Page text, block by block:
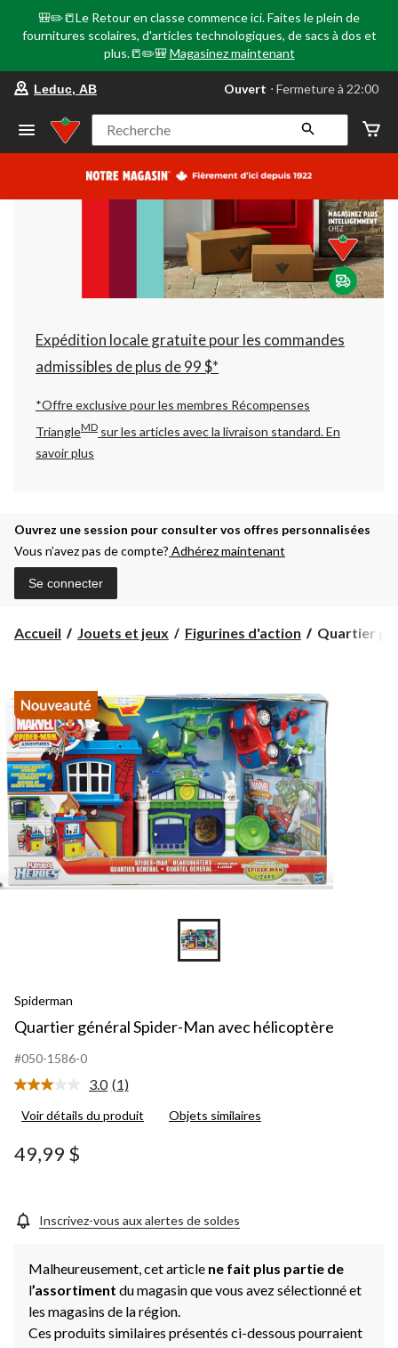
🎒✏️📒Le Retour en classe commence ici. Faites le plein de
fournitures scolaires, d'articles technologiques, de sacs à dos et
plus.📒✏️🎒 Magasinez maintenant
votre
préféré
Leduc,
AB,
courament
Fermeture
à
22:00
cliquer
pour
changer
Leduc, AB Ouvert ⋅ Fermeture à 22:00
Recherche
Expédition locale gratuite pour les commandes
admissibles de plus de 99 $*
*Offre exclusive pour les membres Récompenses
TriangleMD sur les articles avec la livraison standard.En
savoir plus
Ouvrez une session pour consulter vos offres personnalisées
Vous n’avez pas de compte? Adhérez maintenant
Se connecter
Accueil Jouets et jeux Figurines d'action
Quartier
avec
hélicoptère
Quartier
Spiderman
Quartier général Spider-Man avec hélicoptère
#050-1586-0
3.0 Lire
commentaire.
(1)
Voir détails du produit Objets similaires
49,99 $
Inscrivez-vous aux alertes de soldes
Malheureusement, cet article ne fait plus partie de
l’assortiment du magasin que vous avez sélectionné et
les magasins de la région.
Ces produits similaires présentés ci-dessous pourraient